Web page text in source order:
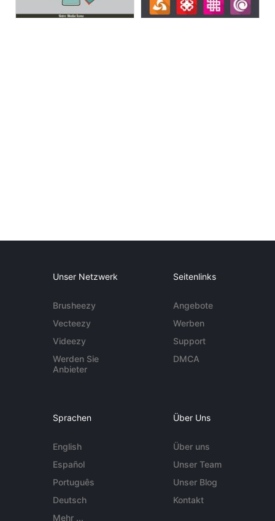
Unser Netzwerk
Brusheezy
Vecteezy
Videezy
Werden Sie
Anbieter
Seitenlinks
Angebote
Werben
Support
DMCA
Sprachen
English
Español
Português
Deutsch
Mehr ...
Über Uns
Über uns
Unser Team
Unser Blog
Kontakt